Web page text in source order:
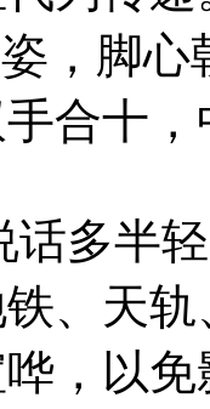
，脚
合十
半轻
、天
，以